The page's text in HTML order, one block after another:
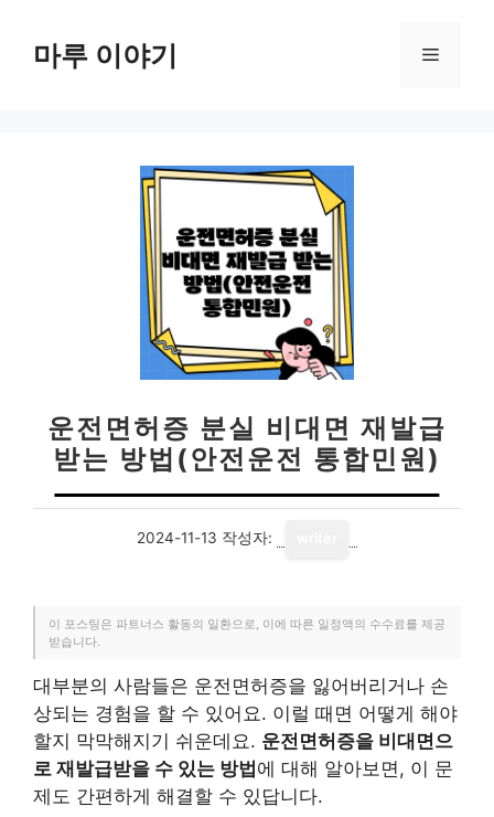
마루 이야기 메
운전면허증 분실 비대면 재발급
받는 방법(안전운전 통합민원)
2024-11-13 작성자:
이 포스팅은 파트너스 활동의 일환으로, 이에 따른 일정액의 수수료를 제공
받습니다.
대부분의 사람들은 운전면허증을 잃어버리거나 손
상되는 경험을 할 수 있어요. 이럴 때면 어떻게 해야
할지 막막해지기 쉬운데요. 운전면허증을 비대면으
로 재발급받을 수 있는 방법 에 대해 알아보면, 이 문
제도 간편하게 해결할 수 있답니다.